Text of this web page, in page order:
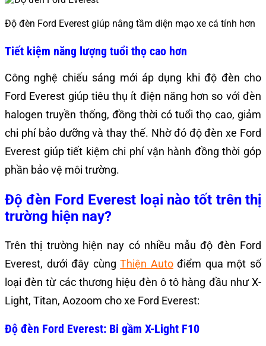
Độ đèn Ford Everest giúp nâng tầm diện mạo xe cá tính hơn
Tiết kiệm năng lượng tuổi thọ cao hơn
Công nghệ chiếu sáng mới áp dụng khi độ đèn cho
Ford Everest giúp tiêu thụ ít điện năng hơn so với đèn
halogen truyền thống, đồng thời có tuổi thọ cao, giảm
chi phí bảo dưỡng và thay thế. Nhờ đó độ đèn xe Ford
Everest giúp tiết kiệm chi phí vận hành đồng thời góp
phần bảo vệ môi trường.
Độ đèn Ford Everest loại nào tốt trên thị
trường hiện nay?
Trên thị trường hiện nay có nhiều mẫu độ đèn Ford
Everest, dưới đây cùngThiện Autođiểm qua một số
loại đèn từ các thương hiệu đèn ô tô hàng đầu như X-
Light, Titan, Aozoom cho xe Ford Everest:
Độ đèn Ford Everest: Bi gầm X-Light F10